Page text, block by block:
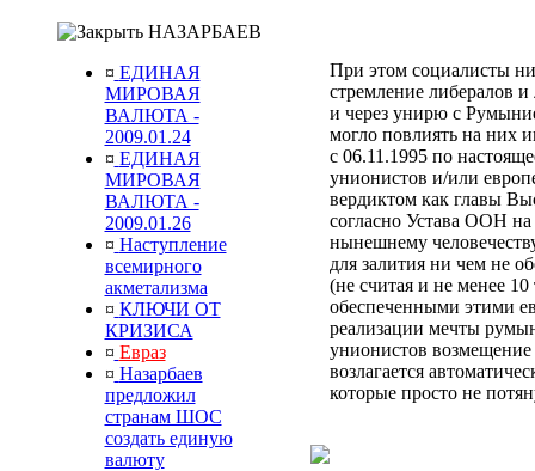
НАЗАРБАЕВ
¤ ЕДИНАЯ
МИРОВАЯ
ВАЛЮТА -
2009.01.24
¤ ЕДИНАЯ
МИРОВАЯ
ВАЛЮТА -
2009.01.26
¤ Наступление
всемирного
акметализма
¤ КЛЮЧИ ОТ
КРИЗИСА
¤ Евраз
¤ Назарбаев
предложил
странам ШОС
создать единую
валюту
При этом социалисты
стремление либералов
и через унирю с
могло повлиять на них
с 06.11.1995 по
унионистов и/или
вердиктом как главы
согласно Устава ООН
нынешнему
для залития ни чем не
(не считая и не менее
обеспеченными этими
реализации мечты
унионистов возмещение
возлагается
которые просто не